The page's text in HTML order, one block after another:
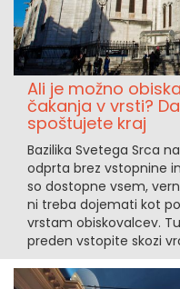
Ali je možno
čakanja v vrsti?
spoštujete kraj
Bazilika Svetega Srca
odprta brez vstopnine
so dostopne vsem,
ni treba dojemati kot
vrstam obiskovalcev.
preden vstopite skozi